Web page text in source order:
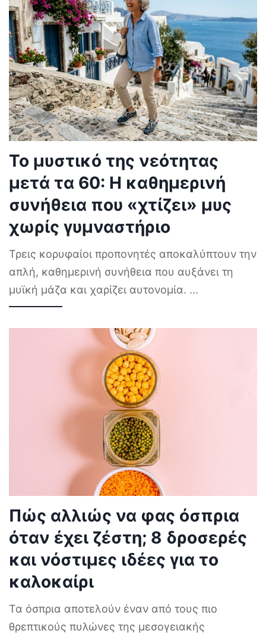
Το μυστικό της νεότητας
μετά τα 60: Η καθημερινή
συνήθεια που «χτίζει» μυς
χωρίς γυμναστήριο
Τρεις κορυφαίοι προπονητές αποκαλύπτουν την
απλή, καθημερινή συνήθεια που αυξάνει τη
μυϊκή μάζα και χαρίζει αυτονομία. ...
Πώς αλλιώς να φας όσπρια
όταν έχει ζέστη; 8 δροσερές
και νόστιμες ιδέες για το
καλοκαίρι
Τα όσπρια αποτελούν έναν από τους πιο
θρεπτικούς πυλώνες της μεσογειακής